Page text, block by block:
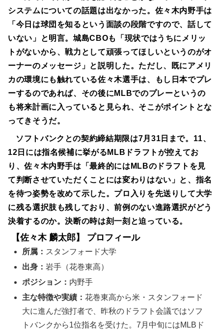
システムについての話題は出なかった。佐々木内野手は
「今日は球団を知るという面談の段階ですので、話して
いない」と明言。城島CBOも「現状ではうちにメリッ
トがないから、戦力として頑張ってほしいというのがオ
ーナーのメッセージ」と説明した。ただし、既にアメリ
カの環境にも触れている佐々木選手は、もし日本でプレ
ーするのであれば、その後にMLBでのプレーというの
も将来計画に入っていると見られ、そこがポイントとな
ってきそうだ。
ソフトバンクとの契約締結期限は7月31日まで。11、
12日には指名候補に挙がるMLBドラフトが控えてお
り、佐々木内野手は「最終的にはMLBのドラフトを見
て判断させていただくことには変わりはない」と、指名
を待つ姿勢を改めて示した。プロ入りを先送りして大学
に残る選択肢も残しており、前例のない進路選択がどう
決着するのか。決断の時は刻一刻と迫っている。
【佐々木 麟太郎】 プロフィール
所属： スタンフォード大学
出身：岩手（花巻東高）
ポジション： 内野手
主な特徴や実績：花巻東高から米・スタンフォード
大に進んだ強打者で、昨秋のドラフト会議ではソフ
トバンクから1位指名を受けた。7月中旬にはMLBド